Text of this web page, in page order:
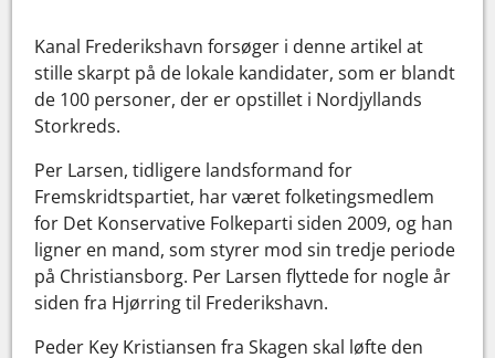
Kanal Frederikshavn forsøger i denne artikel at
stille skarpt på de lokale kandidater, som er blandt
de 100 personer, der er opstillet i Nordjyllands
Storkreds.
Per Larsen, tidligere landsformand for
Fremskridtspartiet, har været folketingsmedlem
for Det Konservative Folkeparti siden 2009, og han
ligner en mand, som styrer mod sin tredje periode
på Christiansborg. Per Larsen flyttede for nogle år
siden fra Hjørring til Frederikshavn.
Peder Key Kristiansen fra Skagen skal løfte den